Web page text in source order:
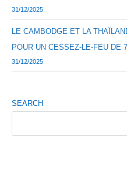
31/12/2025
LE CAMBODGE ET LA
POUR UN CESSEZ-LE-FEU DE
31/12/2025
SEARCH